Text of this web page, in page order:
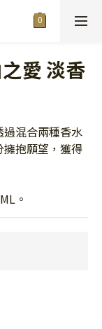
愛 淡香
混合兩種香水
抱願望，獲得
。